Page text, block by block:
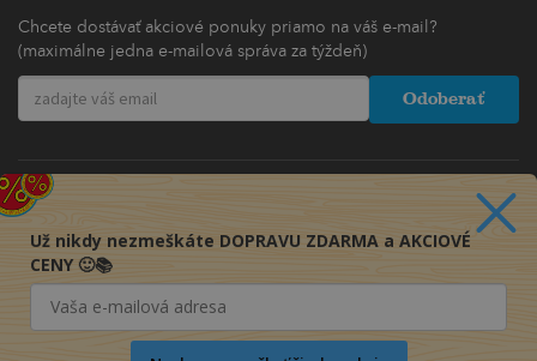
Chcete dostávať akciové ponuky priamo na váš e-mail?
(maximálne jedna e-mailová správa za týždeň)
Odoberať
Už nikdy nezmeškáte DOPRAVU ZDARMA a AKCIOVÉ
CENY 🙂📚